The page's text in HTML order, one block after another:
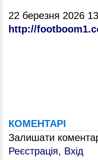
22 березня 2026
http://
КОМЕНТАРІ
Залишати
Реєстрація, Вхід